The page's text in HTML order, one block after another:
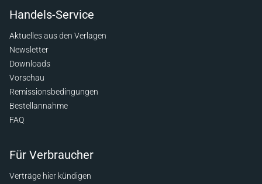
Handels-Service
Aktuelles aus den Verlagen
Newsletter
Downloads
Vorschau
Remissionsbedingungen
Bestellannahme
FAQ
Für Verbraucher
Verträge hier kündigen